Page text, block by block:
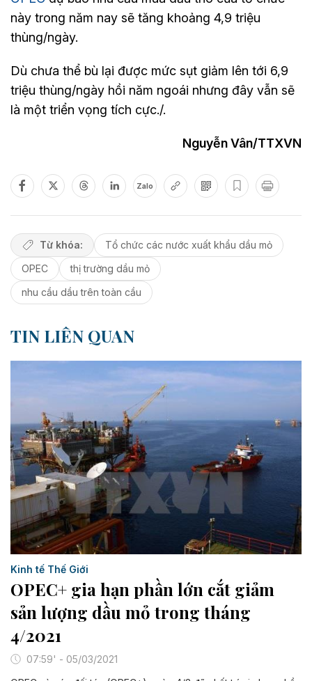
này trong năm nay sẽ tăng khoảng 4,9 triệu
thùng/ngày.
Dù chưa thể bù lại được mức sụt giảm lên tới 6,9
triệu thùng/ngày hồi năm ngoái nhưng đây vẫn sẽ
là một triển vọng tích cực./.
Nguyễn Vân/TTXVN
Zalo
Từ khóa:
Tổ chức các nước xuất khẩu dầu mỏ
OPEC
thị trường dầu mỏ
nhu cầu dầu trên toàn cầu
TIN LIÊN QUAN
Kinh tế Thế Giới
OPEC+ gia hạn phần lớn cắt giảm
sản lượng dầu mỏ trong tháng
4/2021
07:59' - 05/03/2021